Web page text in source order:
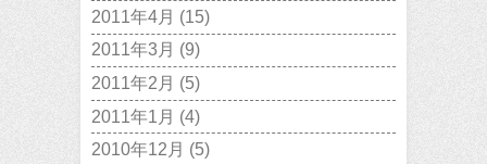
2011年4月 (15)
2011年3月 (9)
2011年2月 (5)
2011年1月 (4)
2010年12月 (5)